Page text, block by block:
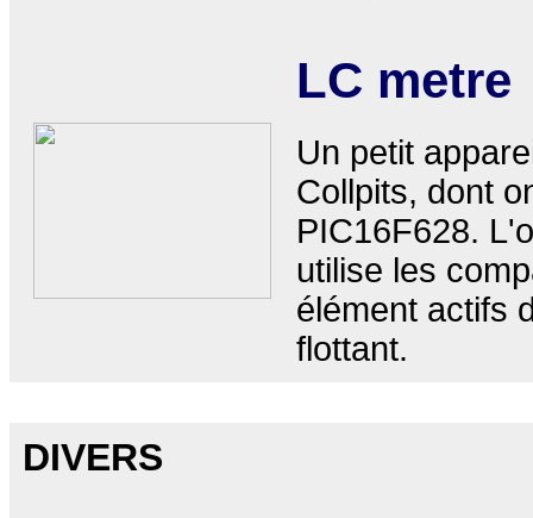
LC metre
Un petit
Collpits, dont
PIC16F628.
utilise les
élément actifs
flottant.
DIVERS